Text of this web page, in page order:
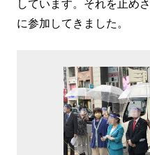
しています。それを止め
に参加してきました。